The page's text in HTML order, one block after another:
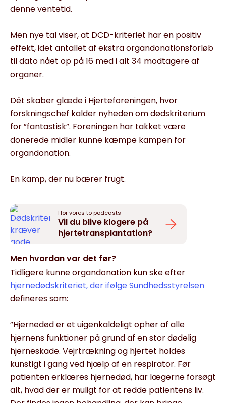
denne ventetid.
Men nye tal viser, at DCD-kriteriet har en positiv
effekt, idet antallet af ekstra organdonationsforløb
til dato nået op på 16 med i alt 34 modtagere af
organer.
Dét skaber glæde i Hjerteforeningen, hvor
forskningschef kalder nyheden om dødskriterium
for ”fantastisk”. Foreningen har takket være
donerede midler kunne kæmpe kampen for
organdonation.
En kamp, der nu bærer frugt.
Hør vores to podcasts
Vil du blive klogere på
hjertetransplantation?
Men hvordan var det før?
Tidligere kunne organdonation kun ske efter
hjernedødskriteriet, der ifølge Sundhedsstyrelsen
defineres som:
”Hjernedød er et uigenkaldeligt ophør af alle
hjernens funktioner på grund af en stor dødelig
hjerneskade. Vejrtrækning og hjertet holdes
kunstigt i gang ved hjælp af en respirator. Før
patienten erklæres hjernedød, har lægerne forsøgt
alt, hvad der er muligt for at redde patientens liv.